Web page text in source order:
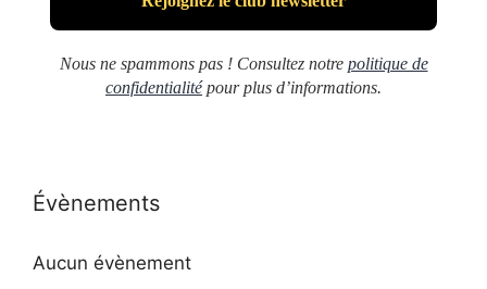
Nous ne spammons pas ! Consultez notre politique de
confidentialitépour plus d’informations.
Évènements
Aucun évènement